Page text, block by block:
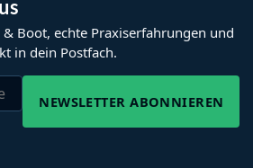
Boot, echte Praxiserfahrungen und
in dein Postfach.
NEWSLETTER ABONNIEREN